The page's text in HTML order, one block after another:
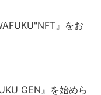
』をお
GEN』を始めら